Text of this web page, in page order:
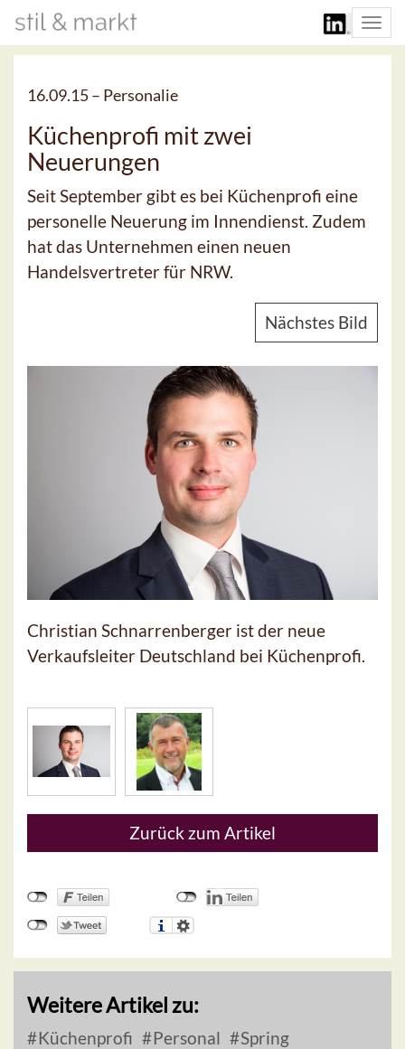
16.09.15 – Personalie
Küchenprofi mit zwei
Neuerungen
Seit September gibt es bei Küchenprofi eine
personelle Neuerung im Innendienst. Zudem
hat das Unternehmen einen neuen
Handelsvertreter für NRW.
Nächstes Bild
Christian Schnarrenberger ist der neue
Verkaufsleiter Deutschland bei Küchenprofi.
Zurück zum Artikel
Weitere Artikel zu:
Küchenprofi Personal
Spring